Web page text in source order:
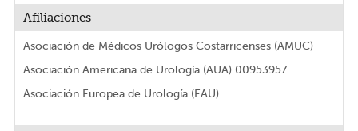
Afiliaciones
Asociación de Médicos Urólogos Costarricenses (AMUC)
Asociación Americana de Urología (AUA) 00953957
Asociación Europea de Urología (EAU)